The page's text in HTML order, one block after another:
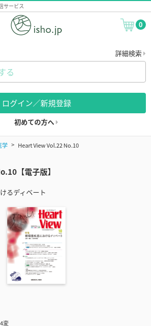
サービス
0
詳細検索
ログイン／新規登録
初めての方へ
学 Heart View Vol.22 No.10
【電子版】
るディベート
変